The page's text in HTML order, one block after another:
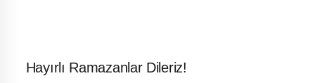
Hayırlı Ramazanlar Dileriz!